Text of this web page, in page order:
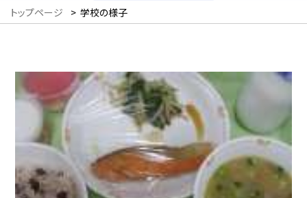
トップページ > 学校の様子